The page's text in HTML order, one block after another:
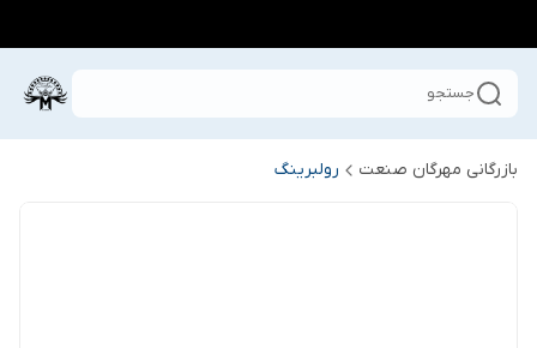
جستجو
بازرگانی مهرگان صنعت رولبرینگ